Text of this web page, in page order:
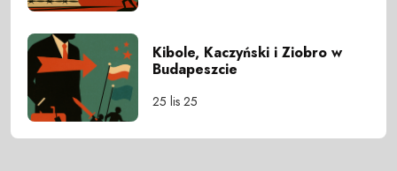
Kibole, Kaczyński i Ziobro w
Budapeszcie
25 lis 25